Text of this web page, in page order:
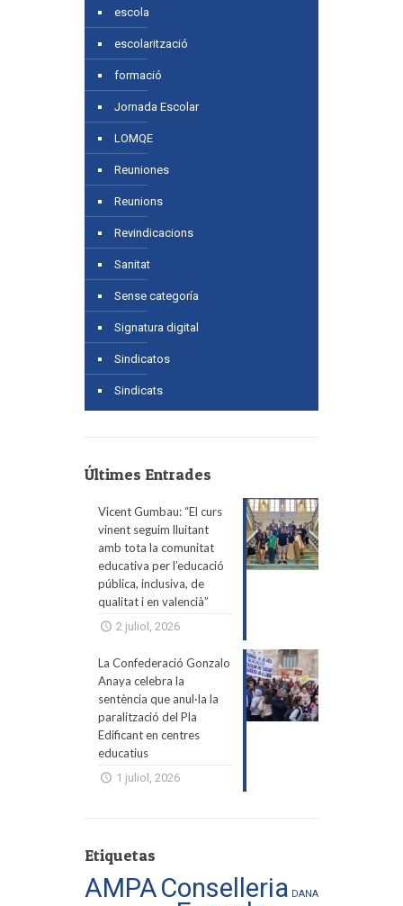
escola
escolarització
formació
Jornada Escolar
LOMQE
Reuniones
Reunions
Revindicacions
Sanitat
Sense categoría
Signatura digital
Sindicatos
Sindicats
Últimes Entrades
Vicent Gumbau: “El curs
vinent seguim lluitant
amb tota la comunitat
educativa per l’educació
pública, inclusiva, de
qualitat i en valencià”
2 juliol, 2026
La Confederació Gonzalo
Anaya celebra la
sentència que anul·la la
paralització del Pla
Edificant en centres
educatius
1 juliol, 2026
Etiquetas
AMPAConselleria DANA